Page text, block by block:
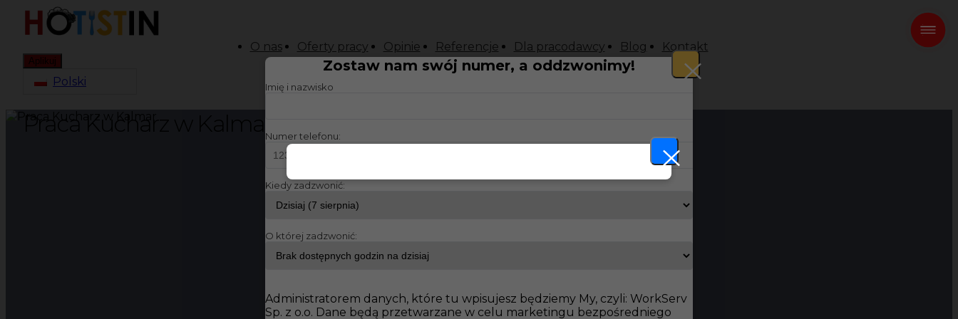
O nas Oferty pracy Opinie Referencje Dla pracodawcy Blog Kontakt
Aplikuj
Polski
Zostaw nam swój numer, a oddzwonimy!
Imię i nazwisko
Numer telefonu:
Kiedy zadzwonić:
O której zadzwonić:
Administratorem danych, które tu wpisujesz będziemy My, czyli: WorkServ
Sp. z o.o. Dane będą przetwarzane w celu marketingu bezpośredniego